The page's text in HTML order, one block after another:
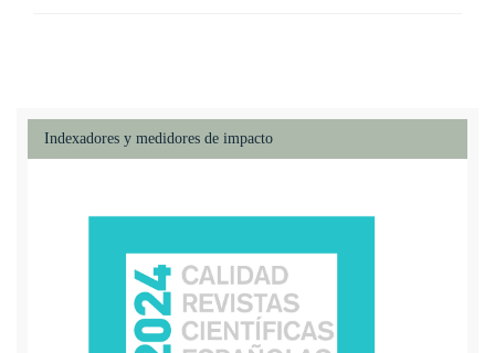
Indexadores y medidores de impacto